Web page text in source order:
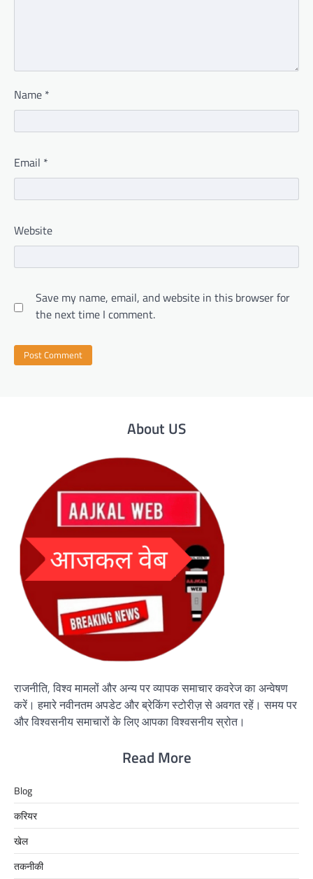
Name *
Email *
Website
Save my name, email, and website in this browser for
the next time I comment.
About US
राजनीति, विश्व मामलों और अन्य पर व्यापक समाचार कवरेज का अन्वेषण
करें। हमारे नवीनतम अपडेट और ब्रेकिंग स्टोरीज़ से अवगत रहें। समय पर
और विश्वसनीय समाचारों के लिए आपका विश्वसनीय स्रोत।
Read More
Blog
करियर
खेल
तकनीकी